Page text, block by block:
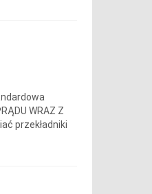
WRAZ Z
przekładniki